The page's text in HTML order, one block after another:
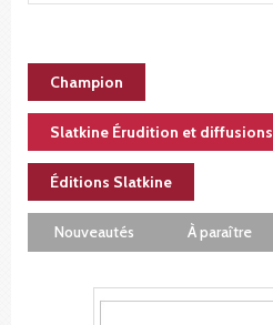
Champion
Slatkine Érudition et diffusions
Éditions Slatkine
Nouveautés À paraître